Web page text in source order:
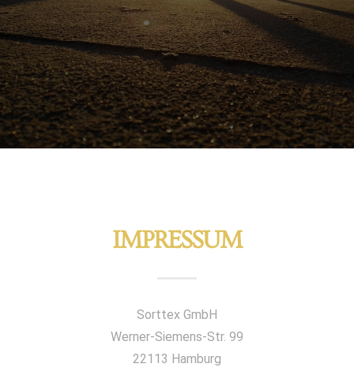
IMPRESSUM
Sorttex GmbH
Werner-Siemens-Str. 99
22113 Hamburg